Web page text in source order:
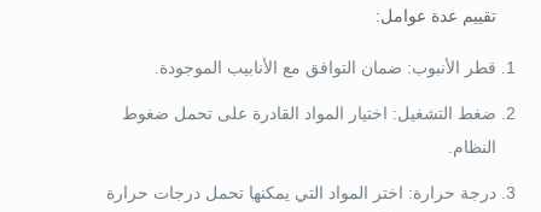
تقييم عدة عوامل:
قطر الأنبوب: ضمان التوافق مع الأنابيب الموجودة.
ضغط التشغيل: اختيار المواد القادرة على تحمل ضغوط
النظام.
درجة حرارة: اختر المواد التي يمكنها تحمل درجات حرارة